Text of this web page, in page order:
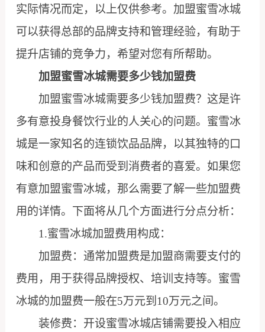
实际情况而定，以上仅供参考。加盟蜜雪冰城
可以获得总部的品牌支持和管理经验，有助于
提升店铺的竞争力，希望对您有所帮助。
加盟蜜雪冰城需要多少钱加盟费
加盟蜜雪冰城需要多少钱加盟费？这是许
多有意投身餐饮行业的人关心的问题。蜜雪冰
城是一家知名的连锁饮品品牌，以其独特的口
味和创意的产品而受到消费者的喜爱。如果您
有意加盟蜜雪冰城，那么需要了解一些加盟费
用的详情。下面将从几个方面进行分点分析：
1.蜜雪冰城加盟费用构成：
加盟费：通常加盟费是加盟商需要支付的
费用，用于获得品牌授权、培训支持等。蜜雪
冰城的加盟费一般在5万元到10万元之间。
装修费：开设蜜雪冰城店铺需要投入相应